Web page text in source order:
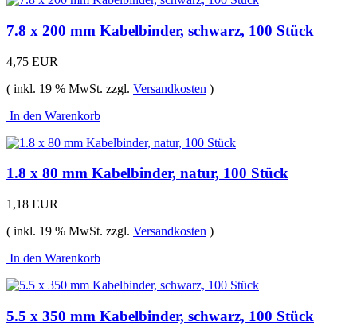
7.8 x 200 mm Kabelbinder, schwarz, 100 Stück
4,75 EUR
( inkl. 19 % MwSt. zzgl. Versandkosten )
In den Warenkorb
1.8 x 80 mm Kabelbinder, natur, 100 Stück
1,18 EUR
( inkl. 19 % MwSt. zzgl. Versandkosten )
In den Warenkorb
5.5 x 350 mm Kabelbinder, schwarz, 100 Stück